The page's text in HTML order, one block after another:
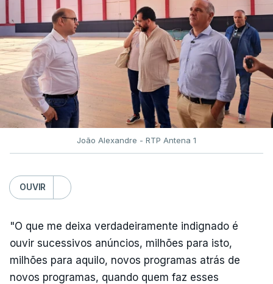
João Alexandre - RTP Antena 1
OUVIR
"O que me deixa verdadeiramente indignado é
ouvir sucessivos anúncios, milhões para isto,
milhões para aquilo, novos programas atrás de
novos programas, quando quem faz esses